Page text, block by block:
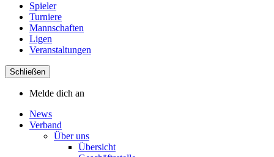
Spieler
Turniere
Mannschaften
Ligen
Veranstaltungen
Schließen
Melde dich an
News
Verband
Über uns
Übersicht